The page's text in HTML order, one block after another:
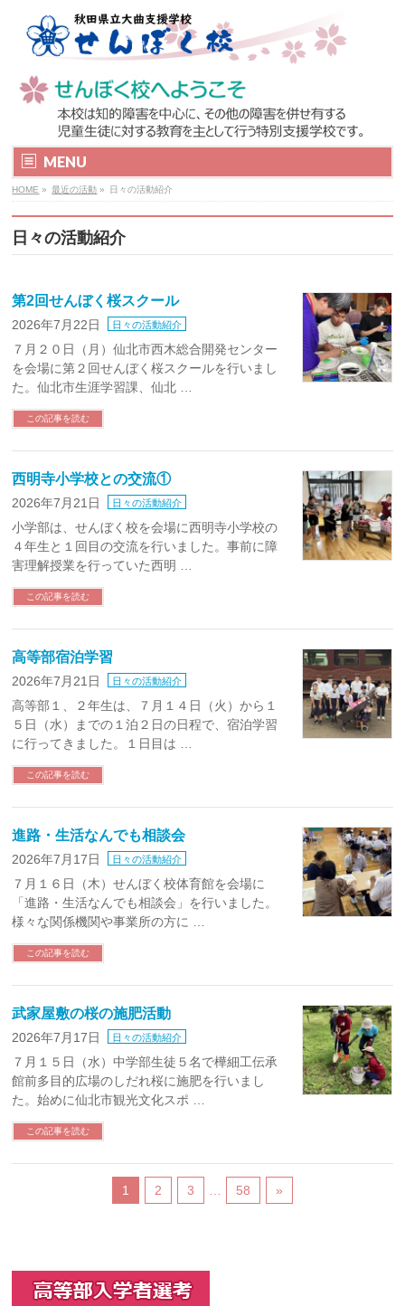
MENU
HOME » 最近の活動 » 日々の活動紹介
日々の活動紹介
第2回せんぼく桜スクール
2026年7月22日 日々の活動紹介
７月２０日（月）仙北市西木総合開発センター
を会場に第２回せんぼく桜スクールを行いまし
た。仙北市生涯学習課、仙北 …
この記事を読む
西明寺小学校との交流①
2026年7月21日 日々の活動紹介
小学部は、せんぼく校を会場に西明寺小学校の
４年生と１回目の交流を行いました。事前に障
害理解授業を行っていた西明 …
この記事を読む
高等部宿泊学習
2026年7月21日 日々の活動紹介
高等部１、２年生は、７月１４日（火）から１
５日（水）までの１泊２日の日程で、宿泊学習
に行ってきました。１日目は …
この記事を読む
進路・生活なんでも相談会
2026年7月17日 日々の活動紹介
７月１６日（木）せんぼく校体育館を会場に
「進路・生活なんでも相談会」を行いました。
様々な関係機関や事業所の方に …
この記事を読む
武家屋敷の桜の施肥活動
2026年7月17日 日々の活動紹介
７月１５日（水）中学部生徒５名で樺細工伝承
館前多目的広場のしだれ桜に施肥を行いまし
た。始めに仙北市観光文化スポ …
この記事を読む
1 2 3 … 58 »